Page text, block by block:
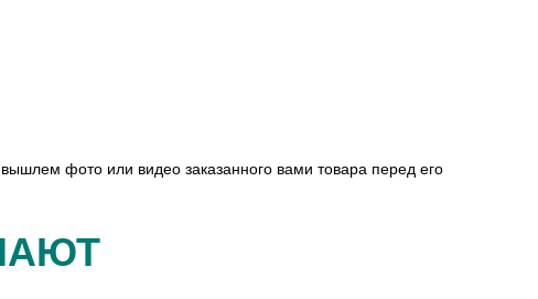
фото или видео заказанного вами товара перед его